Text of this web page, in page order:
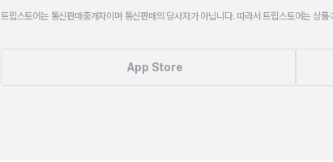
트립스토어는 통신판매중개자이며 통신판매의 당사자가 아닙니다. 따라서 트립스토어는 상
App Store